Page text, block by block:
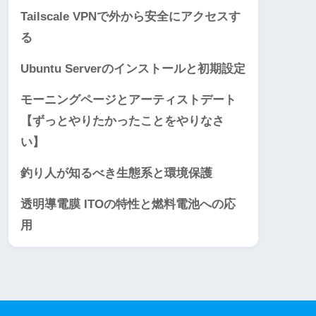
Tailscale VPNで外から安全にアクセスす
る
Ubuntu Serverのインストールと初期設定
モーニングページとアーティストデート
【ずっとやりたかったことをやりなさ
い】
釣り人が知るべき生態系と環境保護
透明導電膜 ITOの特性と燃料電池への応
用